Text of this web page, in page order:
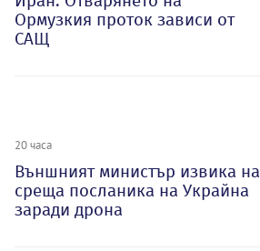
Ормузкия проток зависи от
САЩ
20 часа
Външният министър извика на
среща посланика на Украйна
заради дрона